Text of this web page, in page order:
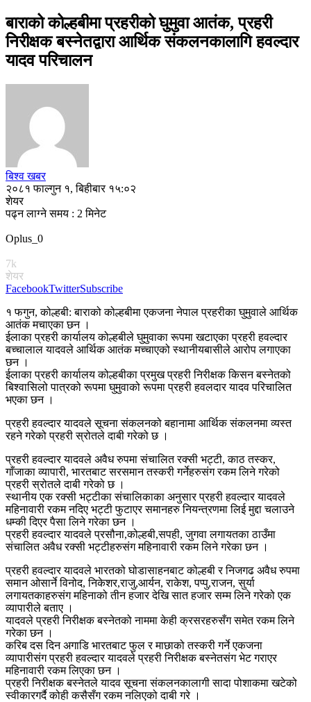
बाराको कोल्हबीमा प्रहरीको घुमुवा आतंक, प्रहरी
निरीक्षक बस्नेतद्वारा आर्थिक संकलनकालागि हवल्दार
यादव परिचालन
बिश्व खबर
२०८१ फाल्गुन १, बिहीबार १५:०२
शेयर
पढ्न लाग्ने समय : 2 मिनेट
Oplus_0
7k
शेयर
FacebookTwitterSubscribe
१ फगुन, कोल्हबी: बाराको कोल्हबीमा एकजना नेपाल प्रहरीका घुमुवाले आर्थिक
आतंक मचाएका छन ।
ईलाका प्रहरी कार्यालय कोल्हबीले घुमुवाका रूपमा खटाएका प्रहरी हवल्दार
बच्चालाल यादवले आर्थिक आतंक मच्चाएको स्थानीयबासीले आरोप लगाएका
छन ।
ईलाका प्रहरी कार्यालय कोल्हबीका प्रमुख प्रहरी निरीक्षक किसन बस्नेतको
बिश्वासिलो पात्रको रूपमा घुमुवाको रूपमा प्रहरी हवलदार यादव परिचालित
भएका छन ।
प्रहरी हवल्दार यादवले सूचना संकलनको बहानामा आर्थिक संकलनमा व्यस्त
रहने गरेको प्रहरी स्रोतले दाबी गरेको छ ।
प्रहरी हवल्दार यादवले अवैध रुपमा संचालित रक्सी भट्टी, काठ तस्कर,
गाँजाका व्यापारी, भारतबाट सरसमान तस्करी गर्नेहरुसंग रकम लिने गरेको
प्रहरी स्रोतले दाबी गरेको छ ।
स्थानीय एक रक्सी भट्टीका संचालिकाका अनुसार प्रहरी हवल्दार यादवले
महिनावारी रकम नदिए भट्टी फुटाएर समानहरु नियन्त्रणमा लिई मुद्दा चलाउने
धम्की दिएर पैसा लिने गरेका छन ।
प्रहरी हवल्दार यादवले प्रसौना,कोल्हबी,सपही, जुगवा लगायतका ठाउँमा
संचालित अवैध रक्सी भट्टीहरुसंग महिनावारी रकम लिने गरेका छन ।
प्रहरी हवल्दार यादवले भारतको घोडासाहनबाट कोल्हबी र निजगढ अवैध रुपमा
समान ओसार्ने विनोद, निकेशर,राजु,आर्यन, राकेश, पप्पु,राजन, सुर्या
लगायतकाहरुसंग महिनाको तीन हजार देखि सात हजार सम्म लिने गरेको एक
व्यापारीले बताए ।
यादवले प्रहरी निरीक्षक बस्नेतको नाममा केही क्रसरहरुसँग समेत रकम लिने
गरेका छन ।
करिब दस दिन अगाडि भारतबाट फुल र माछाको तस्करी गर्ने एकजना
व्यापारीसंग प्रहरी हवल्दार यादवले प्रहरी निरीक्षक बस्नेतसंग भेट गराएर
महिनावारी रकम लिएका छन ।
प्रहरी निरीक्षक बस्नेतले यादव सूचना संकलनकालागी सादा पोशाकमा खटेको
स्वीकारगर्दै कोही कसैसँग रकम नलिएको दाबी गरे ।